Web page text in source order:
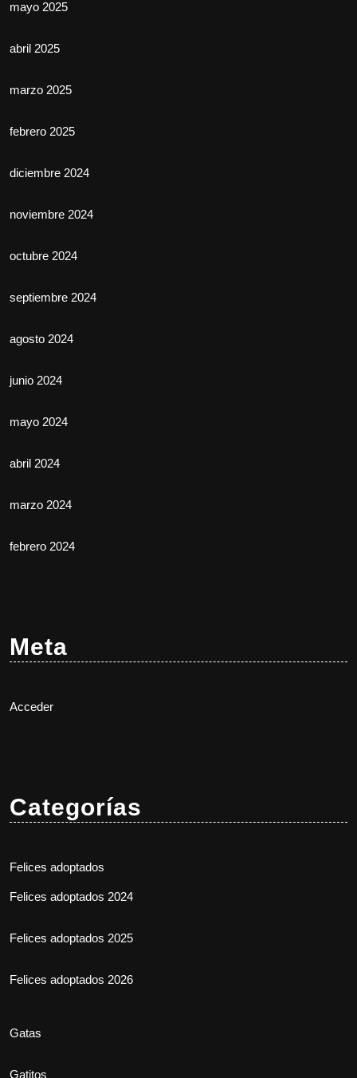
mayo 2025
abril 2025
marzo 2025
febrero 2025
diciembre 2024
noviembre 2024
octubre 2024
septiembre 2024
agosto 2024
junio 2024
mayo 2024
abril 2024
marzo 2024
febrero 2024
Meta
Acceder
Categorías
Felices adoptados
Felices adoptados 2024
Felices adoptados 2025
Felices adoptados 2026
Gatas
Gatitos